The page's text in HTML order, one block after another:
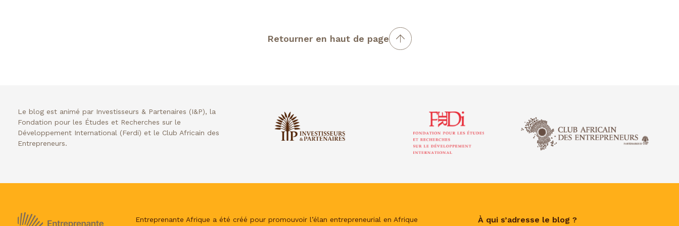
Retourner en haut de page
Le blog est animé par Investisseurs & Partenaires (I&P), la
Fondation pour les Études et Recherches sur le
Développement International (Ferdi) et le Club Africain des
Entrepreneurs.
Entreprenante Afrique a été créé pour promouvoir l’élan entrepreneurial en Afrique
À qui s’adresse le blog ?